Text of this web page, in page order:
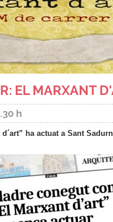
EL MARXANT
h
ha actuat a Sant